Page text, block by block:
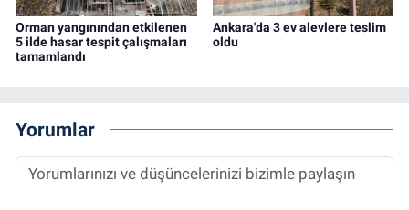
Orman yangınından etkilenen
5 ilde hasar tespit çalışmaları
tamamlandı
Ankara'da 3 ev alevlere teslim
oldu
Yorumlar